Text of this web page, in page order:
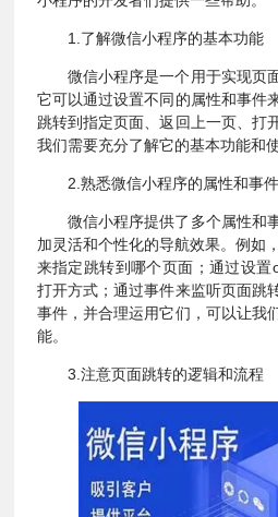
1.了解微信小程序的基本功能
微信小程序是一个用于实现页
它可以通过设置不同的属性和事件
跳转到指定页面、返回上一页、打
我们需要充分了解它的基本功能和使
2.熟悉微信小程序的属性和事件
微信小程序提供了多个属性和
加灵活和个性化的导航效果。例如
来指定跳转到哪个页面；通过设
打开方式；通过事件来监听页面跳
事件，并合理运用它们，可以让我
能。
3.注意页面跳转的逻辑和流程